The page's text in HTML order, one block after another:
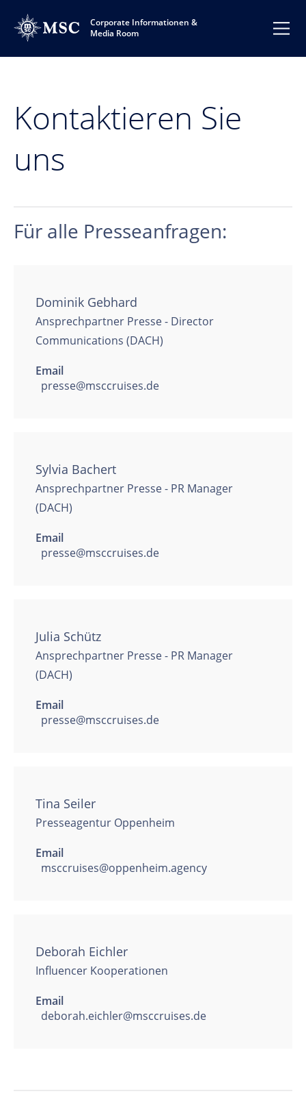
Corporate Informationen &
Media Room
Kontaktieren Sie
uns
Für alle Presseanfragen:
Dominik Gebhard
Ansprechpartner Presse - Director
Communications (DACH)
Email
presse@msccruises.de
Sylvia Bachert
Ansprechpartner Presse - PR Manager
(DACH)
Email
presse@msccruises.de
Julia Schütz
Ansprechpartner Presse - PR Manager
(DACH)
Email
presse@msccruises.de
Tina Seiler
Presseagentur Oppenheim
Email
msccruises@oppenheim.agency
Deborah Eichler
Influencer Kooperationen
Email
deborah.eichler@msccruises.de